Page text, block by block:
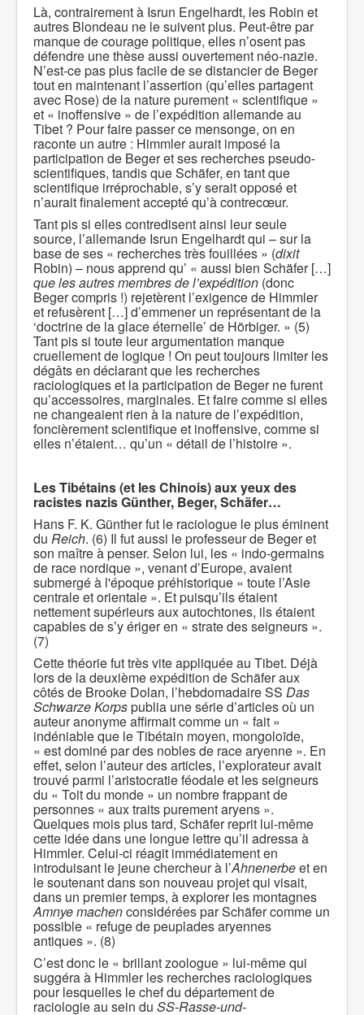
Là, contrairement à Isrun Engelhardt, les Robin et
autres Blondeau ne le suivent plus. Peut-être par
manque de courage politique, elles n’osent pas
défendre une thèse aussi ouvertement néo-nazie.
N’est-ce pas plus facile de se distancier de Beger
tout en maintenant l’assertion (qu’elles partagent
avec Rose) de la nature purement « scientifique »
et « inoffensive » de l’expédition allemande au
Tibet ? Pour faire passer ce mensonge, on en
raconte un autre : Himmler aurait imposé la
participation de Beger et ses recherches pseudo-
scientifiques, tandis que Schäfer, en tant que
scientifique irréprochable, s’y serait opposé et
n’aurait finalement accepté qu’à contrecœur.
Tant pis si elles contredisent ainsi leur seule
source, l’allemande Isrun Engelhardt qui – sur la
base de ses « recherches très fouillées » (dixit
Robin) – nous apprend qu’ « aussi bien Schäfer […]
que les autres membres de l’expédition (donc
Beger compris !) rejetèrent l’exigence de Himmler
et refusèrent […] d’emmener un représentant de la
‘doctrine de la glace éternelle’ de Hörbiger. » (5)
Tant pis si toute leur argumentation manque
cruellement de logique ! On peut toujours limiter les
dégâts en déclarant que les recherches
raciologiques et la participation de Beger ne furent
qu’accessoires, marginales. Et faire comme si elles
ne changeaient rien à la nature de l’expédition,
foncièrement scientifique et inoffensive, comme si
elles n’étaient… qu’un « détail de l’histoire ».
Les Tibétains (et les Chinois) aux yeux des
racistes nazis Günther, Beger, Schäfer…
Hans F. K. Günther fut le raciologue le plus éminent
du Reich. (6) Il fut aussi le professeur de Beger et
son maître à penser. Selon lui, les « indo-germains
de race nordique », venant d’Europe, avaient
submergé à l'époque préhistorique « toute l’Asie
centrale et orientale ». Et puisqu’ils étaient
nettement supérieurs aux autochtones, ils étaient
capables de s’y ériger en « strate des seigneurs ».
(7)
Cette théorie fut très vite appliquée au Tibet. Déjà
lors de la deuxième expédition de Schäfer aux
côtés de Brooke Dolan, l’hebdomadaire SS Das
Schwarze Korpspublia une série d’articles où un
auteur anonyme affirmait comme un « fait »
indéniable que le Tibétain moyen, mongoloïde,
« est dominé par des nobles de race aryenne ». En
effet, selon l’auteur des articles, l’explorateur avait
trouvé parmi l’aristocratie féodale et les seigneurs
du « Toit du monde » un nombre frappant de
personnes « aux traits purement aryens ».
Quelques mois plus tard, Schäfer reprit lui-même
cette idée dans une longue lettre qu’il adressa à
Himmler. Celui-ci réagit immédiatement en
introduisant le jeune chercheur à l’Ahnenerbeet en
le soutenant dans son nouveau projet qui visait,
dans un premier temps, à explorer les montagnes
Amnye machenconsidérées par Schäfer comme un
possible « refuge de peuplades aryennes
antiques ». (8)
C’est donc le « brillant zoologue » lui-même qui
suggéra à Himmler les recherches raciologiques
pour lesquelles le chef du département de
raciologie au sein du SS-Rasse-und-